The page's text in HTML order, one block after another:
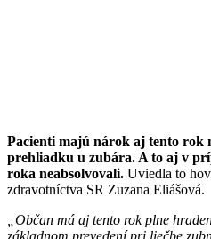
Pacienti majú nárok aj tento rok
prehliadku u zubára. A to aj v
roka neabsolvovali. Uviedla to
zdravotníctva SR Zuzana Eliášová.
„Občan má aj tento rok plne
základnom prevedení pri liečbe